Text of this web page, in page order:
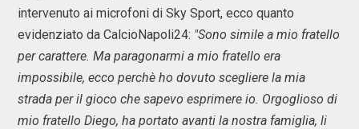
intervenuto ai microfoni di Sky Sport, ecco quanto
evidenziato da CalcioNapoli24: "Sono simile a mio fratello
per carattere. Ma paragonarmi a mio fratello era
impossibile, ecco perchè ho dovuto scegliere la mia
strada per il gioco che sapevo esprimere io. Orgoglioso di
mio fratello Diego, ha portato avanti la nostra famiglia, li